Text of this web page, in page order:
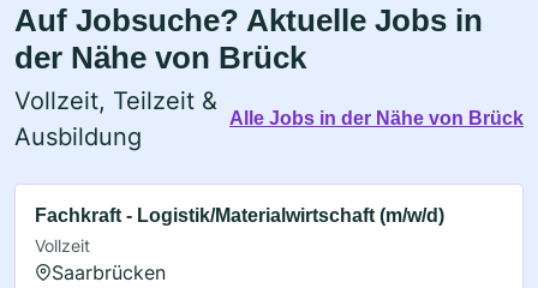
Auf Jobsuche? Aktuelle Jobs in
der Nähe von Brück
Vollzeit, Teilzeit &
Ausbildung
Alle Jobs in der Nähe von Brück
Fachkraft - Logistik/Materialwirtschaft (m/w/d)
Vollzeit
Saarbrücken